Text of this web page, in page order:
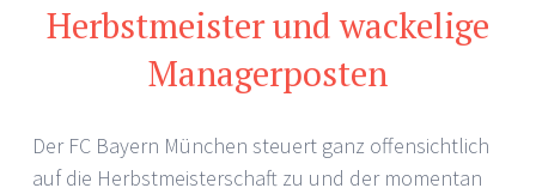
Herbstmeister und wackelige
Managerposten
Der FC Bayern München steuert ganz offensichtlich
auf die Herbstmeisterschaft zu und der momentan